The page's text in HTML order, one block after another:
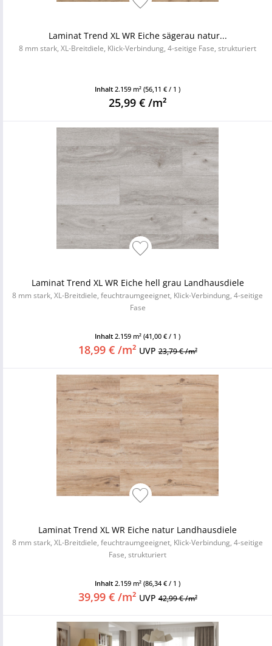
Laminat Trend XL WR Eiche sägerau natur...
8 mm stark, XL-Breitdiele, Klick-Verbindung, 4-seitige Fase, strukturiert
Inhalt 2.159 m² (56,11 € / 1 )
25,99 € /m²
Laminat Trend XL WR Eiche hell grau Landhausdiele
8 mm stark, XL-Breitdiele, feuchtraumgeeignet, Klick-Verbindung, 4-seitige
Fase
Inhalt 2.159 m² (41,00 € / 1 )
18,99 € /m² UVP23,79 € /m²
Laminat Trend XL WR Eiche natur Landhausdiele
8 mm stark, XL-Breitdiele, feuchtraumgeeignet, Klick-Verbindung, 4-seitige
Fase, strukturiert
Inhalt 2.159 m² (86,34 € / 1 )
39,99 € /m² UVP42,99 € /m²